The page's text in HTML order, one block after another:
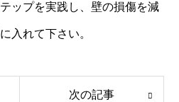
ップを実践し、壁の損傷を減
入れて下さい。
次の記事